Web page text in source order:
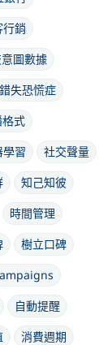
銷
圖數據
錯失恐慌症
式
學習
社交聲量
知己知彼
時間管理
樹立口碑
自動提醒
消費週期